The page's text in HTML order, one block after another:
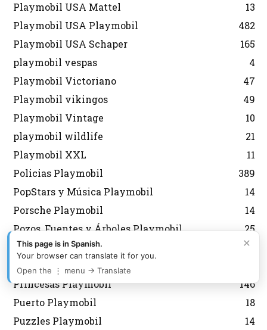
Playmobil USA Mattel
13
Playmobil USA Playmobil
482
Playmobil USA Schaper
165
playmobil vespas
4
Playmobil Victoriano
47
Playmobil vikingos
49
Playmobil Vintage
10
playmobil wildlife
21
Playmobil XXL
11
Policias Playmobil
389
PopStars y Música Playmobil
14
Porsche Playmobil
14
Pozos, Fuentes y Árboles Playmobil
25
Preguntas Playmobil
17
Prehistoria Playmobil
Princesas Playmobil
146
Puerto Playmobil
18
Puzzles Playmobil
14
×
This page is in Spanish.
Your browser can translate it for you.
Open the ⋮ menu → Translate